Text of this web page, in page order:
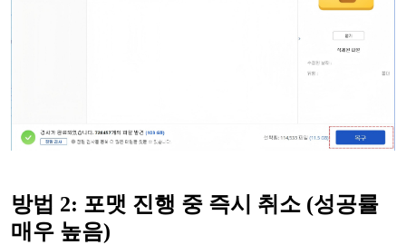
방법 2: 포맷 진행 중 즉시 취소 (성공률
매우 높음)